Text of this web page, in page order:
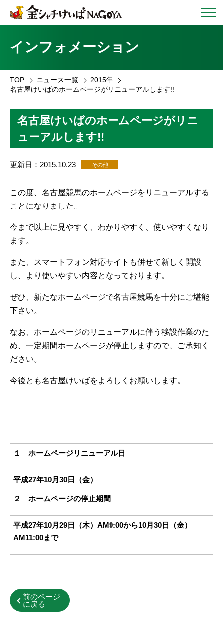
インフォメーション
TOP ニュース一覧
2015年
名古屋けいばのホームページがリニューアルします!!
名古屋けいばのホームページがリニ
ューアルします!!
更新日：2015.10.23 その他
この度、名古屋競馬のホームページをリニューアルする
ことになりました。
今まで以上に見やすく、わかりやすく、使いやすくなり
ます。
また、スマートフォン対応サイトも併せて新しく開設
し、より使いやすい内容となっております。
ぜひ、新たなホームページで名古屋競馬を十分にご堪能
下さい。
なお、ホームページのリニューアルに伴う移設作業のた
め、一定期間ホームページが停止しますので、ご承知く
ださい。
今後とも名古屋けいばをよろしくお願いします。
１ ホームページリニューアル日
平成27年10月30日（金）
２ ホームページの停止期間
平成27年10月29日（木）AM9:00から10月30日（金）
AM11:00まで
前のページ
に戻る